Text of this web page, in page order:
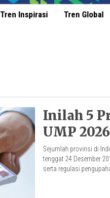
Tren Inspirasi Tren Global
Inilah 5
UMP
Sejumlah provinsi di
tenggat 24 Desember
serta regulasi